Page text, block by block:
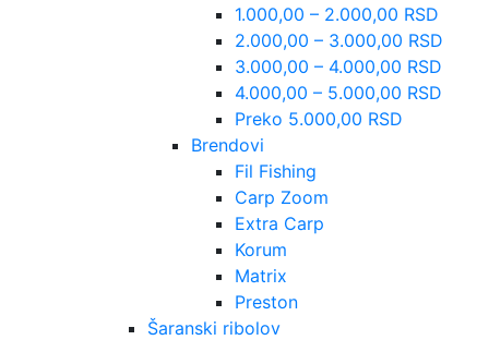
1.000,00 – 2.000,00 RSD
2.000,00 – 3.000,00 RSD
3.000,00 – 4.000,00 RSD
4.000,00 – 5.000,00 RSD
Preko 5.000,00 RSD
Brendovi
Fil Fishing
Carp Zoom
Extra Carp
Korum
Matrix
Preston
Šaranski ribolov